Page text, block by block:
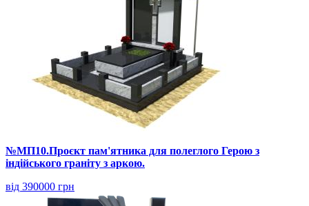
№МП10.Проєкт пам'ятника для полеглого Герою з
індійського граніту з аркою.
від 390000 грн